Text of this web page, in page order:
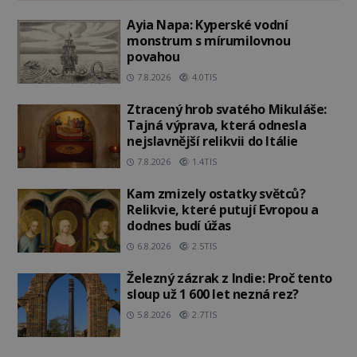
Ayia Napa: Kyperské vodní
monstrum s mírumilovnou
povahou
7.8.2026 4.0TIS
Ztracený hrob svatého Mikuláše:
Tajná výprava, která odnesla
nejslavnější relikvii do Itálie
7.8.2026 1.4TIS
Kam zmizely ostatky světců?
Relikvie, které putují Evropou a
dodnes budí úžas
6.8.2026 2.5TIS
Železný zázrak z Indie: Proč tento
sloup už 1 600 let nezná rez?
5.8.2026 2.7TIS